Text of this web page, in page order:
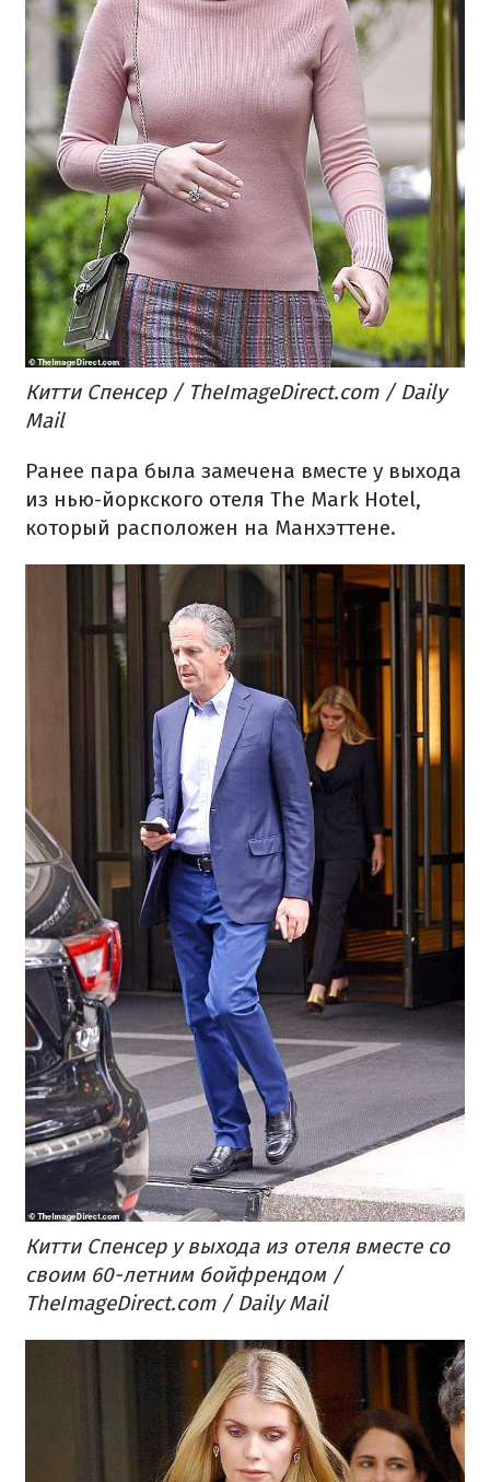
Китти Спенсер / TheImageDirect.com / Daily
Mail
Ранее пара была замечена вместе у выхода
из нью-йоркского отеля The Mark Hotel,
который расположен на Манхэттене.
Китти Спенсер у выхода из отеля вместе со
своим 60-летним бойфрендом /
TheImageDirect.com / Daily Mail